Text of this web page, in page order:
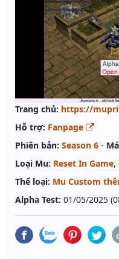
Trang chủ: https://
Hỗ trợ: Fanpage
Phiên bản: Season 6 -
Loại Mu: Reset In Game,
Thể loại: Mu Custom
Alpha Test: 01/05/2025